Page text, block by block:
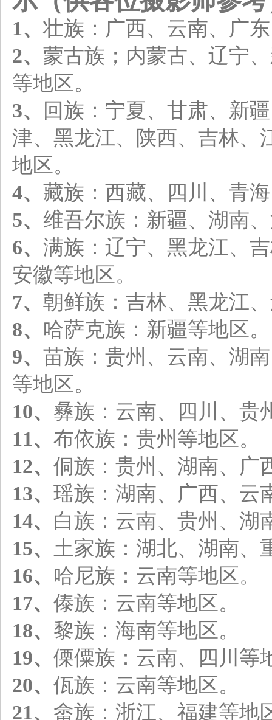
1、 壮族：广西、云南、广
2、 蒙古族；内蒙古、辽宁
等地区。
3、
回族：宁夏、甘肃、新
津、黑龙江、陕西、吉林、
地区。
4、 藏族：西藏、四川、青
5、 维吾尔族：新疆、湖南
6、 满族：辽宁、黑龙江、
安徽等地区。
7、 朝鲜族：吉林、黑龙江
8、 哈萨克族：新疆等地区。
9、 苗族：贵州、云南、湖
等地区。
10、 彝族：云南、四川、贵
11、 布依族：贵州等地区。
12、 侗族：贵州、湖南、广
13、 瑶族：湖南、广西、云
14、 白族：云南、贵州、湖
15、 土家族：湖北、湖南、
16、 哈尼族：云南等地区。
17、 傣族：云南等地区。
18、 黎族：海南等地区。
19、 傈僳族：云南、四川等
20、 佤族：云南等地区。
21、 畲族：浙江、福建等地